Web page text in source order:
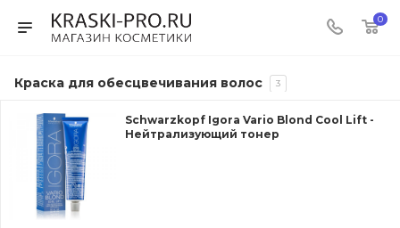
0
Краска для обесцвечивания волос 3
Schwarzkopf Igora Vario Blond Cool Lift -
Нейтрализующий тонер